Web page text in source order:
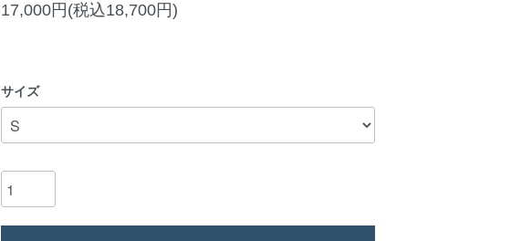
17,000円(税込18,700円)
サイズ